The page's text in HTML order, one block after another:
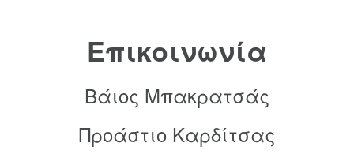
Επικοινωνία
Βάιος Μπακρατσάς
Προάστιο Καρδίτσας